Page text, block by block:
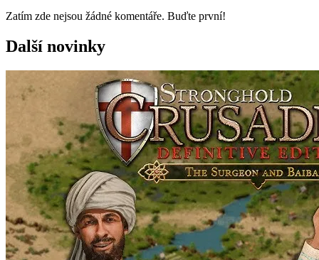
Zatím zde nejsou žádné komentáře. Buďte první!
Další novinky